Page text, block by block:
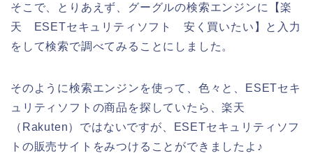
そこで、とりあえず、グーグルの検索エンジンに【楽
天 ESETセキュリティソフト 安く買いたい】と入力
をして検索で調べてみることにしました。
そのように検索エンジンを使って、色々と、ESETセキ
ュリティソフトの商品を探していたら、楽天
（Rakuten）ではないですが、ESETセキュリティソフ
トの販売サイトをみつけることができましたよ♪